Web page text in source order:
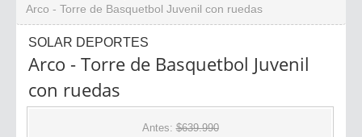
Arco - Torre de Basquetbol Juvenil con ruedas
SOLAR DEPORTES
Arco - Torre de Basquetbol Juvenil
con ruedas
Antes:$639.990